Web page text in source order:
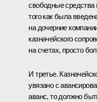
свободные средства
того как была
на дочерние
казначейского
на счетах, просто
И третье.
увязано с
аванс, то должно